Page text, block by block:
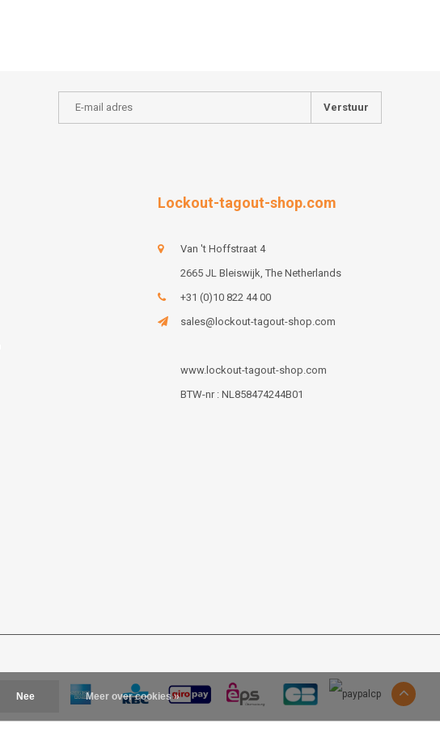
Verstuur
Lockout-tagout-shop.com
Van 't Hoffstraat 4
2665 JL Bleiswijk, The Netherlands
+31 (0)10 822 44 00
sales@lockout-tagout-shop.com
www.lockout-tagout-shop.com
BTW-nr : NL858474244B01
Nee Meer over cookies »